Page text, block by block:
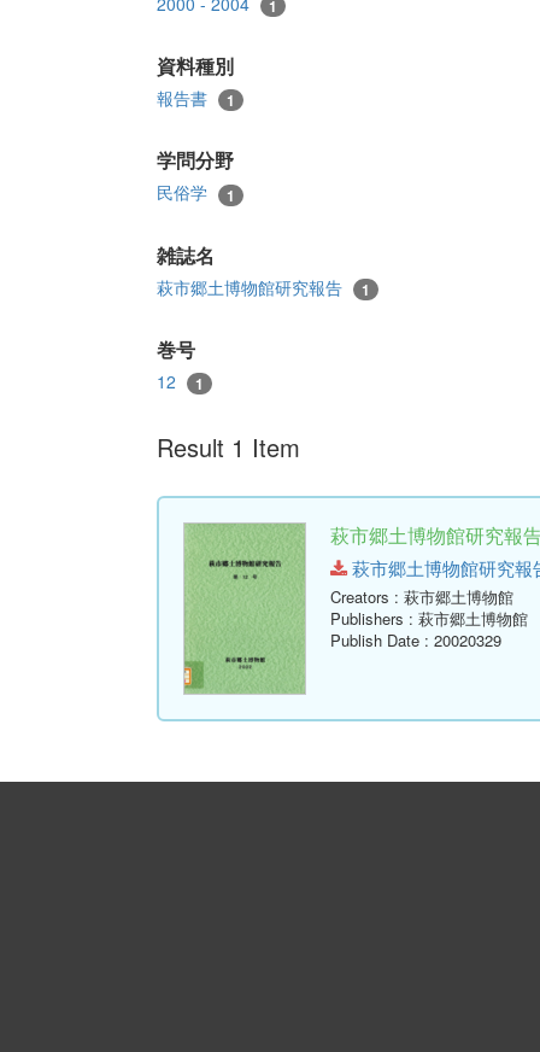
1
資料種別
報告書 1
学問分野
民俗学 1
雑誌名
萩市郷土博物館研究報告 1
巻号
12 1
Result 1 Item
萩市郷土博物館研究報
萩市郷土博物館研究報
Creators : 萩市郷土博物館
Publishers : 萩市郷土博物館
Publish Date : 20020329